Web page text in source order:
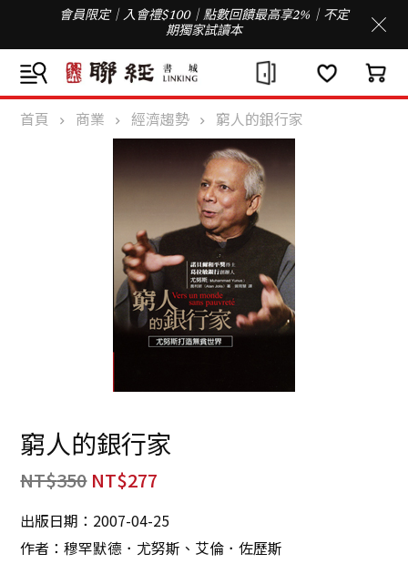
會員限定｜入會禮$100｜點數回饋最高享2%｜不定
期獨家試讀本
首頁 商業 經濟趨勢 窮人的銀行家
窮人的銀行家
NT$350 NT$277
出版日期：2007-04-25
作者：穆罕默德．尤努斯、艾倫．佐歷斯